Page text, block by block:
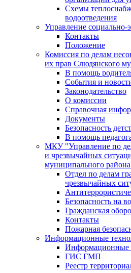
Схемы
водоотведения
Управление социально-
Контакты
Положение
Комиссия по делам
их прав Слюдянского
В помощь
События и
Законодательство
О комиссии
Справочная
Документы
Безопасность
В помощь
МКУ "Управление по
и чрезвычайных
муниципального
Отдел по делам
чрезвычайных
Безопасность на
Гражданская
Контакты
Пожарная
Информационные
Информационные
ГИС ГМП
Реестр